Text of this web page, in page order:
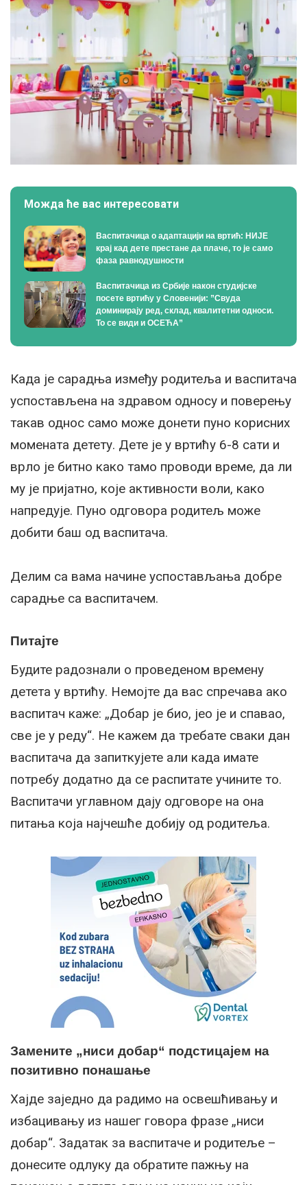
Можда ће вас интересовати
Васпитачица о адаптацији на вртић: НИЈЕ
крај кад дете престане да плаче, то је само
фаза равнодушности
Васпитачица из Србије након студијске
посете вртићу у Словенији: ”Свуда
доминирају ред, склад, квалитетни односи.
То се види и ОСЕЋА”
Када је сарадња између родитеља и васпитача
успостављена на здравом односу и поверењу
такав однос само може донети пуно корисних
момената детету. Дете је у вртићу 6-8 сати и
врло је битно како тамо проводи време, да ли
му је пријатно, које активности воли, како
напредује. Пуно одговора родитељ може
добити баш од васпитача.
Делим са вама начине успостављања добре
сарадње са васпитачем.
Питајте
Будите радознали о проведеном времену
детета у вртићу. Немојте да вас спречава ако
васпитач каже: „Добар је био, јео је и спавао,
све је у реду“. Не кажем да требате сваки дан
васпитача да запиткујете али када имате
потребу додатно да се распитате учините то.
Васпитачи углавном дају одговоре на она
питања која најчешће добију од родитеља.
Замените „ниси добар“ подстицајем на
позитивно понашање
Хајде заједно да радимо на освешћивању и
избацивању из нашег говора фразе „ниси
добар“. Задатак за васпитаче и родитеље –
донесите одлуку да обратите пажњу на